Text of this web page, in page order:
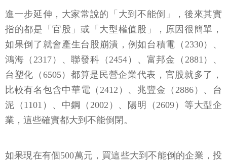
進一步延伸，大家常說的「大到不能倒」，後來其實
指的都是「官股」或「大型權值股」，原因很簡單，
如果倒了就會產生台股崩潰，例如台積電（2330）、
鴻海（2317）、聯發科（2454）、富邦金（2881）、
台塑化（6505）都算是民營企業代表，官股就多了，
比較有名包含中華電（2412）、兆豐金（2886）、台
泥（1101）、中鋼（2002）、陽明（2609）等大型企
業，這些確實都大到不能倒閉。
如果現在有個500萬元，買這些大到不能倒的企業，投